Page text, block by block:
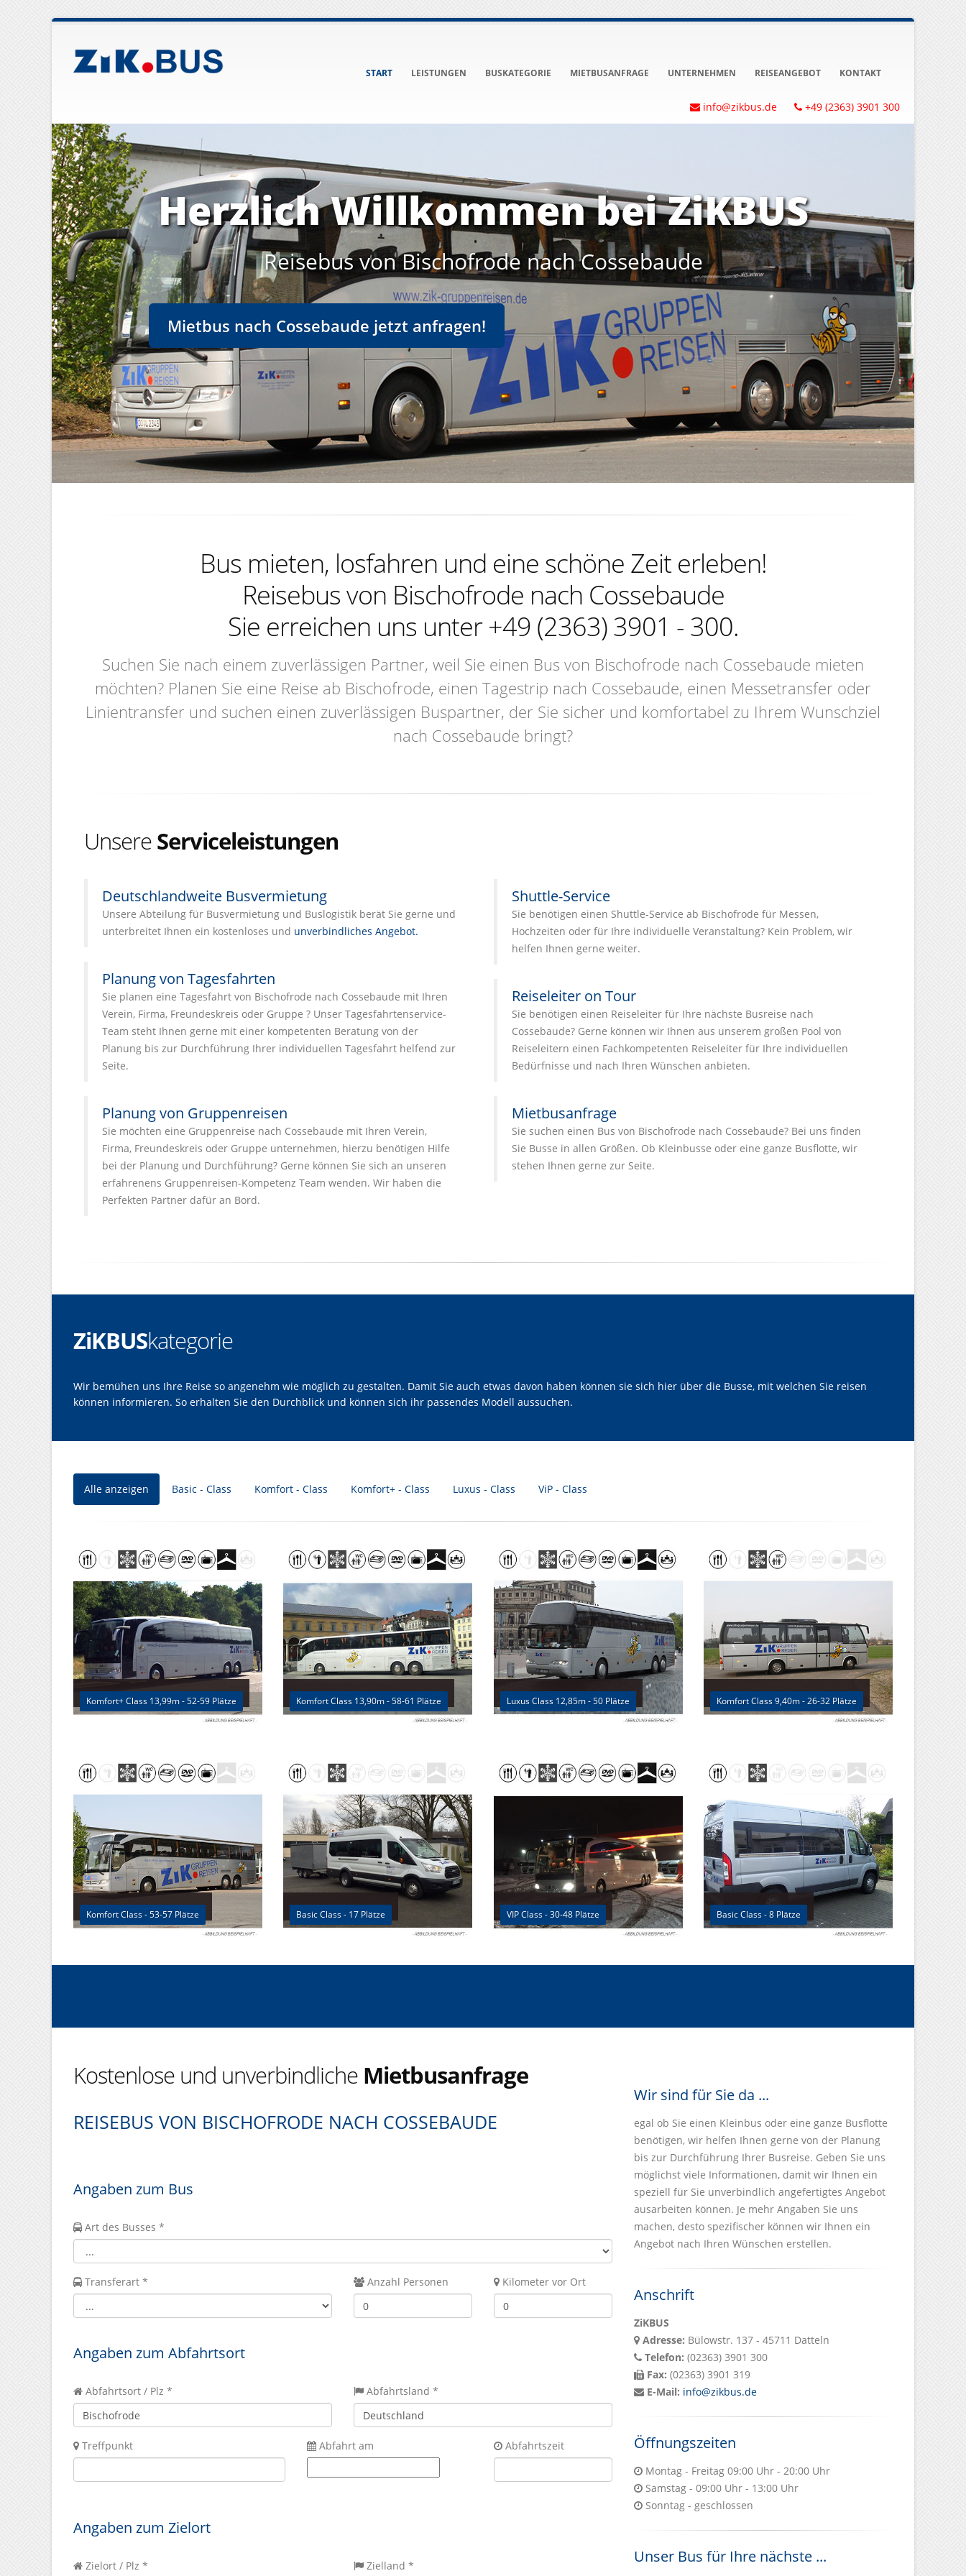
START LEISTUNGEN BUSKATEGORIE MIETBUSANFRAGE UNTERNEHMEN REISEANGEBOT KONTAKT
info@zikbus.de +49 (2363) 3901 300
Herzlich Willkommen bei ZiKBUS
Reisebus von Bischofrode nach Cossebaude
Mietbus nach Cossebaude jetzt anfragen!
Bus mieten, losfahren und eine schöne Zeit erleben!
Reisebus von Bischofrode nach Cossebaude
Sie erreichen uns unter +49 (2363) 3901 - 300.
Suchen Sie nach einem zuverlässigen Partner, weil Sie einen Bus von Bischofrode nach Cossebaude mieten
möchten? Planen Sie eine Reise ab Bischofrode, einen Tagestrip nach Cossebaude, einen Messetransfer oder
Linientransfer und suchen einen zuverlässigen Buspartner, der Sie sicher und komfortabel zu Ihrem Wunschziel
nach Cossebaude bringt?
UnsereServiceleistungen
Deutschlandweite Busvermietung
Unsere Abteilung für Busvermietung und Buslogistik berät Sie gerne und
unterbreitet Ihnen ein kostenloses und unverbindliches Angebot.
Planung von Tagesfahrten
Sie planen eine Tagesfahrt von Bischofrode nach Cossebaude mit Ihren
Verein, Firma, Freundeskreis oder Gruppe ? Unser Tagesfahrtenservice-
Team steht Ihnen gerne mit einer kompetenten Beratung von der
Planung bis zur Durchführung Ihrer individuellen Tagesfahrt helfend zur
Seite.
Planung von Gruppenreisen
Sie möchten eine Gruppenreise nach Cossebaude mit Ihren Verein,
Firma, Freundeskreis oder Gruppe unternehmen, hierzu benötigen Hilfe
bei der Planung und Durchführung? Gerne können Sie sich an unseren
erfahrenens Gruppenreisen-Kompetenz Team wenden. Wir haben die
Perfekten Partner dafür an Bord.
Shuttle-Service
Sie benötigen einen Shuttle-Service ab Bischofrode für Messen,
Hochzeiten oder für Ihre individuelle Veranstaltung? Kein Problem, wir
helfen Ihnen gerne weiter.
Reiseleiter on Tour
Sie benötigen einen Reiseleiter für Ihre nächste Busreise nach
Cossebaude? Gerne können wir Ihnen aus unserem großen Pool von
Reiseleitern einen Fachkompetenten Reiseleiter für Ihre individuellen
Bedürfnisse und nach Ihren Wünschen anbieten.
Mietbusanfrage
Sie suchen einen Bus von Bischofrode nach Cossebaude? Bei uns finden
Sie Busse in allen Größen. Ob Kleinbusse oder eine ganze Busflotte, wir
stehen Ihnen gerne zur Seite.
ZiKBUSkategorie
Wir bemühen uns Ihre Reise so angenehm wie möglich zu gestalten. Damit Sie auch etwas davon haben können sie sich hier über die Busse, mit welchen Sie reisen
können informieren. So erhalten Sie den Durchblick und können sich ihr passendes Modell aussuchen.
Alle anzeigen Basic - Class Komfort - Class Komfort+ - Class Luxus - Class ViP - Class
Komfort+ Class 13,99m - 52-59 Plätze Komfort Class 13,90m - 58-61 Plätze Luxus Class 12,85m - 50 Plätze Komfort Class 9,40m - 26-32 Plätze
Komfort Class - 53-57 Plätze Basic Class - 17 Plätze VIP Class - 30-48 Plätze Basic Class - 8 Plätze
Kostenlose und unverbindliche Mietbusanfrage
REISEBUS VON BISCHOFRODE NACH COSSEBAUDE
Angaben zum Bus
Art des Busses *
Transferart * Anzahl Personen Kilometer vor Ort
Angaben zum Abfahrtsort
Abfahrtsort / Plz * Abfahrtsland *
Treffpunkt Abfahrt am Abfahrtszeit
Angaben zum Zielort
Zielort / Plz * Zielland *
Wir sind für Sie da ...
egal ob Sie einen Kleinbus oder eine ganze Busflotte
benötigen, wir helfen Ihnen gerne von der Planung
bis zur Durchführung Ihrer Busreise. Geben Sie uns
möglichst viele Informationen, damit wir Ihnen ein
speziell für Sie unverbindlich angefertigtes Angebot
ausarbeiten können. Je mehr Angaben Sie uns
machen, desto spezifischer können wir Ihnen ein
Angebot nach Ihren Wünschen erstellen.
Anschrift
ZiKBUS
Adresse: Bülowstr. 137 - 45711 Datteln
Telefon: (02363) 3901 300
Fax: (02363) 3901 319
E-Mail: info@zikbus.de
Öffnungszeiten
Montag - Freitag 09:00 Uhr - 20:00 Uhr
Samstag - 09:00 Uhr - 13:00 Uhr
Sonntag - geschlossen
Unser Bus für Ihre nächste ...